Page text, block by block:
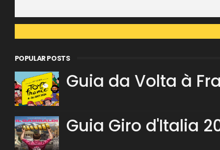
POPULAR POSTS
Guia da Volta à
Guia Giro d'Italia